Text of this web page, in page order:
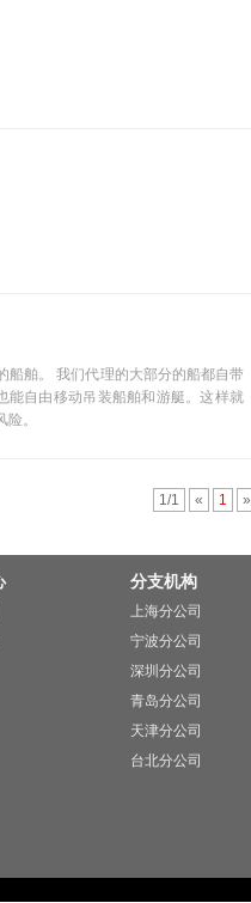
船舶。 我们代理的大部分的船都自带
能自由移动吊装船舶和游艇。这样就
。
1/1 « 1 »
分支机构
上海分公司
宁波分公司
深圳分公司
青岛分公司
天津分公司
台北分公司